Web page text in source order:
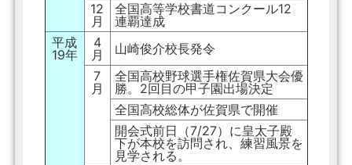
12
月
全国高等学校書道コンクール12
連覇達成
平成
19年
4
月
山崎俊介校長発令
7
月
全国高校野球選手権佐賀県大会優
勝。2回目の甲子園出場決定
全国高校総体が佐賀県で開催
開会式前日（7/27）に皇太子殿
下が本校を訪問され、練習風景を
見学される。